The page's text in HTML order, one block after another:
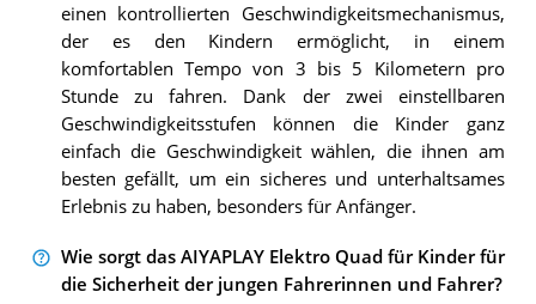
einen kontrollierten Geschwindigkeitsmechanismus,
der es den Kindern ermöglicht, in einem
komfortablen Tempo von 3 bis 5 Kilometern pro
Stunde zu fahren. Dank der zwei einstellbaren
Geschwindigkeitsstufen können die Kinder ganz
einfach die Geschwindigkeit wählen, die ihnen am
besten gefällt, um ein sicheres und unterhaltsames
Erlebnis zu haben, besonders für Anfänger.
Wie sorgt das AIYAPLAY Elektro Quad für Kinder für
die Sicherheit der jungen Fahrerinnen und Fahrer?